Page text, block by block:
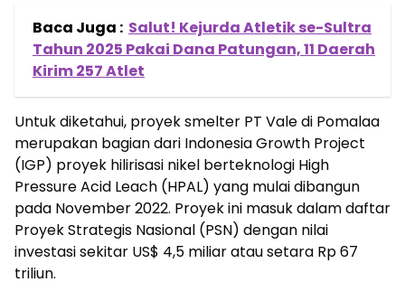
Baca Juga : Salut! Kejurda Atletik se-Sultra
Tahun 2025 Pakai Dana Patungan, 11 Daerah
Kirim 257 Atlet
Untuk diketahui, proyek smelter PT Vale di Pomalaa
merupakan bagian dari Indonesia Growth Project
(IGP) proyek hilirisasi nikel berteknologi High
Pressure Acid Leach (HPAL) yang mulai dibangun
pada November 2022. Proyek ini masuk dalam daftar
Proyek Strategis Nasional (PSN) dengan nilai
investasi sekitar US$ 4,5 miliar atau setara Rp 67
triliun.